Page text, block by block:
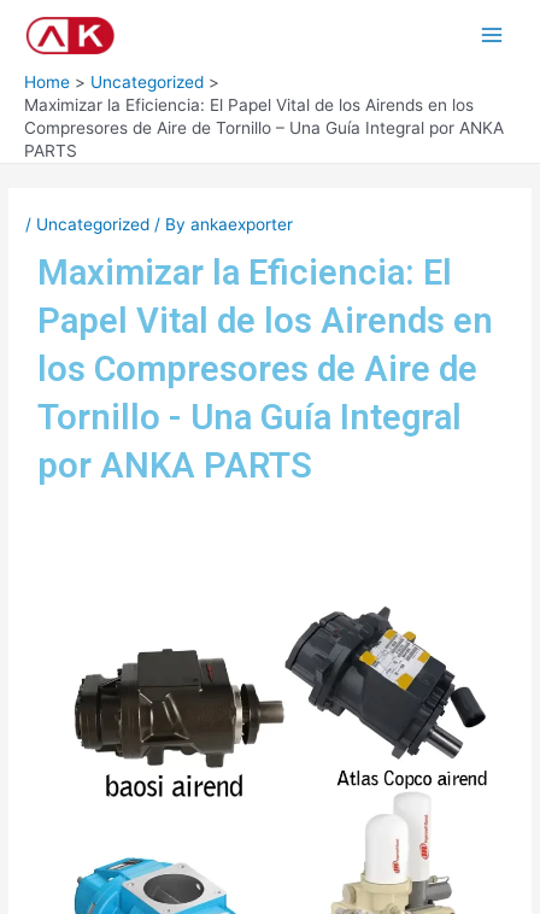
Main
Home
Uncategorized
Maximizar la Eficiencia: El Papel Vital de los Airends en los
Compresores de Aire de Tornillo – Una Guía Integral por ANKA
PARTS
/ Uncategorized / Byankaexporter
Maximizar la Eficiencia: El
Papel Vital de los Airends en
los Compresores de Aire de
Tornillo - Una Guía Integral
por ANKA PARTS
navigation